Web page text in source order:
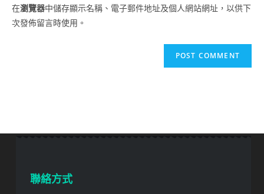
在瀏覽器中儲存顯示名稱、電子郵件地址及個人網站網址，以供下
次發佈留言時使用。
聯絡方式